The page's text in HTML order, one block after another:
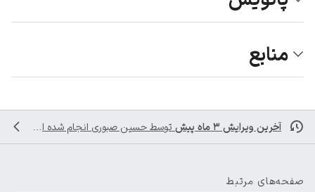
منابع
آخرین ویرایش ۳ ماه پیش توسط حسین صبوری انجام شده است
صفحه‌های مرتبط